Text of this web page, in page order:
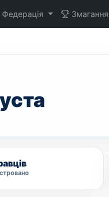
Федерація Змагання